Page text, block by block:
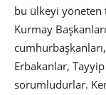
bu ülkeyi
Kurmay
Erbakanlar,
sorumludurlar.